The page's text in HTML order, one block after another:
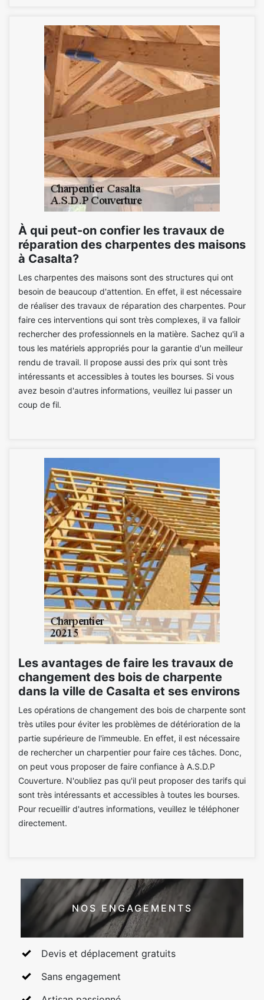
À qui peut-on confier les travaux de
réparation des charpentes des maisons
à Casalta?
Les charpentes des maisons sont des structures qui ont
besoin de beaucoup d'attention. En effet, il est nécessaire
de réaliser des travaux de réparation des charpentes. Pour
faire ces interventions qui sont très complexes, il va falloir
rechercher des professionnels en la matière. Sachez qu'il a
tous les matériels appropriés pour la garantie d'un meilleur
rendu de travail. Il propose aussi des prix qui sont très
intéressants et accessibles à toutes les bourses. Si vous
avez besoin d'autres informations, veuillez lui passer un
coup de fil.
Les avantages de faire les travaux de
changement des bois de charpente
dans la ville de Casalta et ses environs
Les opérations de changement des bois de charpente sont
très utiles pour éviter les problèmes de détérioration de la
partie supérieure de l'immeuble. En effet, il est nécessaire
de rechercher un charpentier pour faire ces tâches. Donc,
on peut vous proposer de faire confiance à A.S.D.P
Couverture. N'oubliez pas qu'il peut proposer des tarifs qui
sont très intéressants et accessibles à toutes les bourses.
Pour recueillir d'autres informations, veuillez le téléphoner
directement.
NOS ENGAGEMENTS
Devis et déplacement gratuits
Sans engagement